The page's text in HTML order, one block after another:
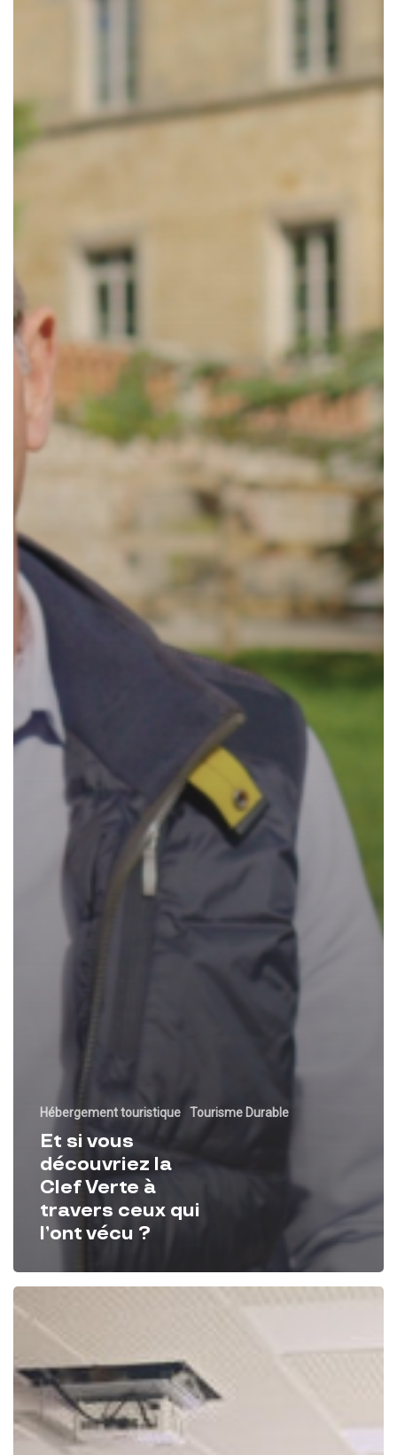
Hébergement touristique Tourisme Durable
Et si vous
découvriez la
Clef Verte à
travers ceux qui
l’ont vécu ?